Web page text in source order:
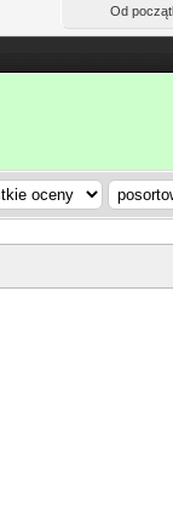
Od